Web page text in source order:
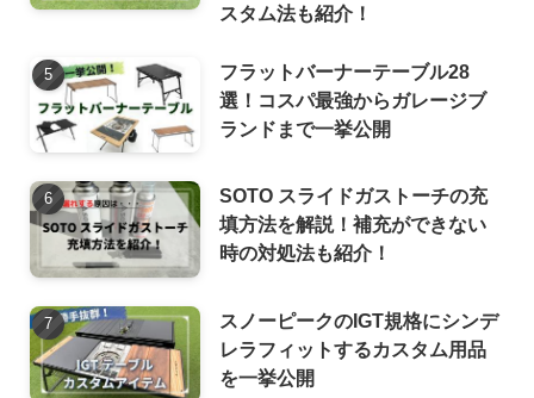
スタム法も紹介！
フラットバーナーテーブル28
選！コスパ最強からガレージブ
ランドまで一挙公開
SOTO スライドガストーチの充
填方法を解説！補充ができない
時の対処法も紹介！
スノーピークのIGT規格にシンデ
レラフィットするカスタム用品
を一挙公開